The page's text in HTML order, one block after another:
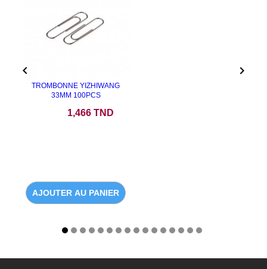
TROMBONNE YIZHIWANG
33MM 100PCS
1,466 TND
AJOUTER AU PANIER
 